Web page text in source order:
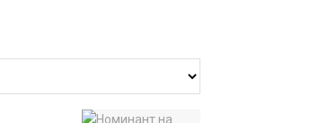
филиал
47